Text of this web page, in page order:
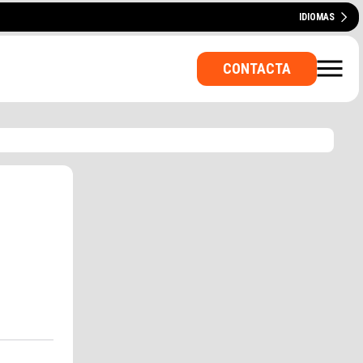
IDIOMAS
PORTUGUÊS
CONTACTA
UNA SALA PER